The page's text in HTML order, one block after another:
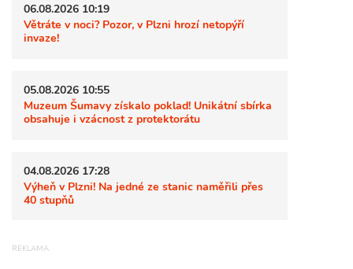
06.08.2026 10:19
Větráte v noci? Pozor, v Plzni hrozí netopýří
invaze!
05.08.2026 10:55
Muzeum Šumavy získalo poklad! Unikátní sbírka
obsahuje i vzácnost z protektorátu
04.08.2026 17:28
Výheň v Plzni! Na jedné ze stanic naměřili přes
40 stupňů